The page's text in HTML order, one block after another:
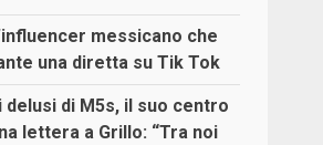
messicano che
una diretta su Tik Tok
delusi di M5s, il suo centro
lettera a Grillo: “Tra noi